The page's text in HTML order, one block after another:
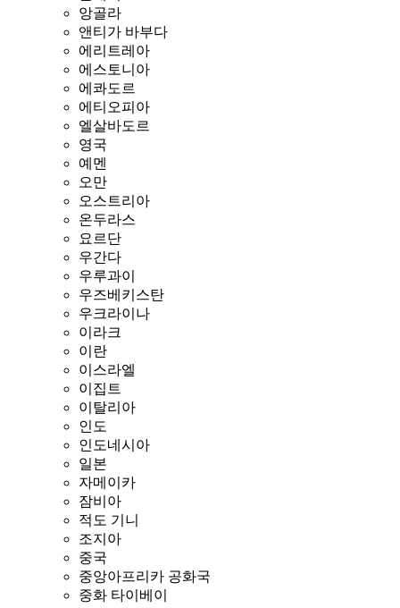
앙골라
앤티가 바부다
에리트레아
에스토니아
에콰도르
에티오피아
엘살바도르
영국
예멘
오만
오스트리아
온두라스
요르단
우간다
우루과이
우즈베키스탄
우크라이나
이라크
이란
이스라엘
이집트
이탈리아
인도
인도네시아
일본
자메이카
잠비아
적도 기니
조지아
중국
중앙아프리카 공화국
중화 타이베이